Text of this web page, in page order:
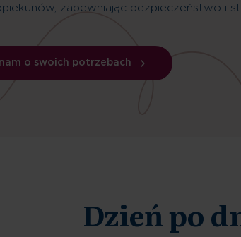
zapewniając bezpieczeństwo i
o swoich potrzebach
Dzień po